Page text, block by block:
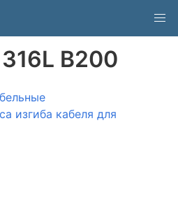
B200
изгиба кабеля для